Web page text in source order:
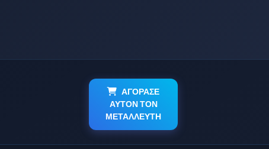
ΑΓΟΡΑΣΕ
ΑΥΤΟΝ ΤΟΝ
ΜΕΤΑΛΛΕΥΤΗ